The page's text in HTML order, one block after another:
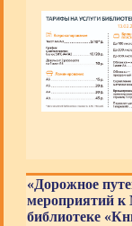
«Дорожное
мероприятий к
библиотеке